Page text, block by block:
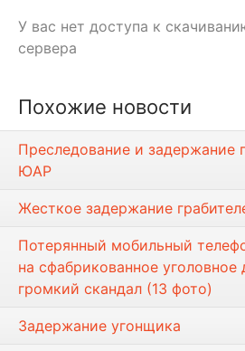
и
т
и
У вас нет доступа к
сервера
Похожие новости
Преследование и задержание
ЮАР
Жесткое задержание
Потерянный мобильный
на сфабрикованное уголовное
громкий скандал (13 фото)
Задержание угонщика